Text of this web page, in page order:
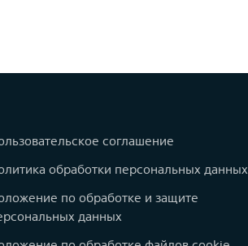
соглашение
обработки персональных данных
по обработке и защите
данных